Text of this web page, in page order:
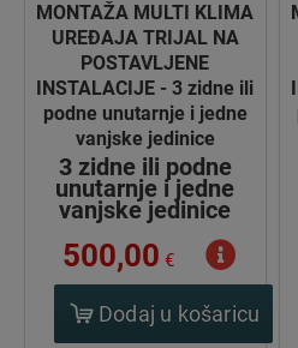
MONTAŽA MULTI KLIMA
UREĐAJA TRIJAL NA
POSTAVLJENE
INSTALACIJE - 3 zidne ili
podne unutarnje i jedne
vanjske jedinice
3 zidne ili podne
unutarnje i jedne
vanjske jedinice
500,00 €
Dodaj u košaricu